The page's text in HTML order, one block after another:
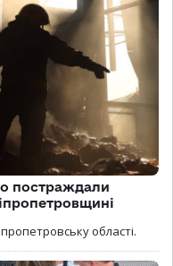
постраждали
області.